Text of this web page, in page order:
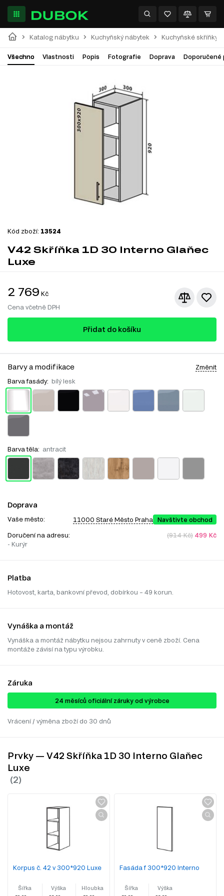
Katalog nábytku Kuchyňský nábytek Kuchyňské skříňky
Všechno Vlastnosti Popis Fotografie Doprava Doporučené
Kód zboží: 13524
V42 Skříňka 1D 30 Interno Glaňec
Luxe
2 769 Kč
Cena včetně DPH
Přidat do košíku
Barvy a modifikace Změnit
Barva fasády: bílý lesk
Barva těla: antracit
Doprava
Vaše město: 11000 Staré Město Praha Navštivte obchod
Doručení na adresu:
- Kurýr
(914 Kč) 499 Kč
Platba
Hotovost, karta, bankovní převod, dobírkou – 49 korun.
Vynáška a montáž
Vynáška a montáž nábytku nejsou zahrnuty v ceně zboží. Cena
montáže závisí na typu výrobku.
Záruka
24 ​​​​měsíců oficiální záruky od výrobce
Vrácení / výměna zboží do 30 dnů
Prvky — V42 Skříňka 1D 30 Interno Glaňec
Luxe
Korpus č. 42 v 300*920 Luxe
Šířka Výška Hloubka
Fasáda f 300*920 Interno
Šířka Výška